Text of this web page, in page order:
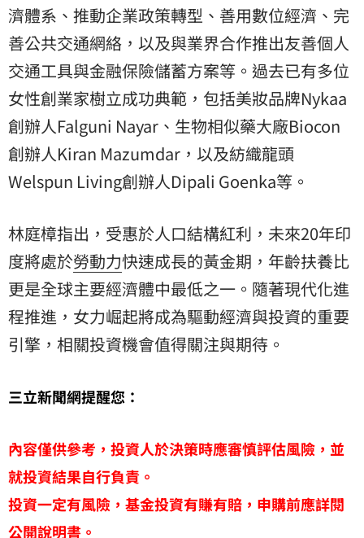
濟體系、推動企業政策轉型、善用數位經濟、完
善公共交通網絡，以及與業界合作推出友善個人
交通工具與金融保險儲蓄方案等。過去已有多位
女性創業家樹立成功典範，包括美妝品牌Nykaa
創辦人Falguni Nayar、生物相似藥大廠Biocon
創辦人Kiran Mazumdar，以及紡織龍頭
Welspun Living創辦人Dipali Goenka等。
林庭樟指出，受惠於人口結構紅利，未來20年印
度將處於勞動力快速成長的黃金期，年齡扶養比
更是全球主要經濟體中最低之一。隨著現代化進
程推進，女力崛起將成為驅動經濟與投資的重要
引擎，相關投資機會值得關注與期待。
三立新聞網提醒您：
內容僅供參考，投資人於決策時應審慎評估風險，並
就投資結果自行負責。
投資一定有風險，基金投資有賺有賠，申購前應詳閱
公開說明書。